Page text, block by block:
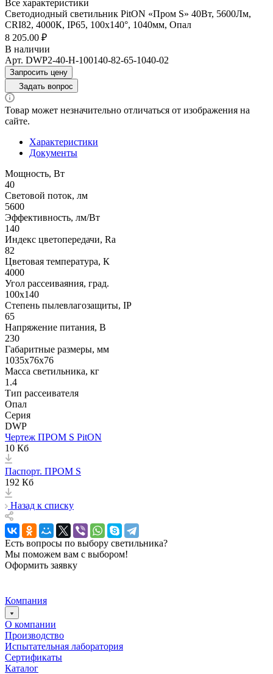
Все характеристики
Светодиодный светильник PitON «Пром S» 40Вт, 5600Лм,
CRI82, 4000К, IP65, 100х140°, 1040мм, Опал
8 205.00 ₽
В наличии
Арт. DWP2-40-H-100140-82-65-1040-02
Запросить цену
Задать вопрос
Товар может незначительно отличаться от изображения на
сайте.
Характеристики
Документы
Мощность, Вт
40
Световой поток, лм
5600
Эффективность, лм/Вт
140
Индекс цветопередачи, Ra
82
Цветовая температура, К
4000
Угол рассеиваяния, град.
100х140
Степень пылевлагозащиты, IP
65
Напряжение питания, В
230
Габаритные размеры, мм
1035х76x76
Масса светильника, кг
1.4
Тип рассеивателя
Опал
Серия
DWP
Чертеж ПРОМ S PitON
10 Кб
Паспорт. ПРОМ S
192 Кб
Назад к списку
Есть вопросы по выбору светильника?
Мы поможем вам с выбором!
Оформить заявку
Компания
О компании
Производство
Испытательная лаборатория
Сертификаты
Каталог